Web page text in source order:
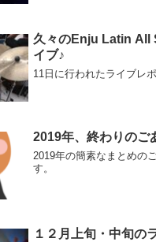
久々のEnju Latin All
イブ♪
11日に行われたライブレ
2019年、終わりのご
2019年の簡素なまとめの
す。
１２月上旬・中旬の